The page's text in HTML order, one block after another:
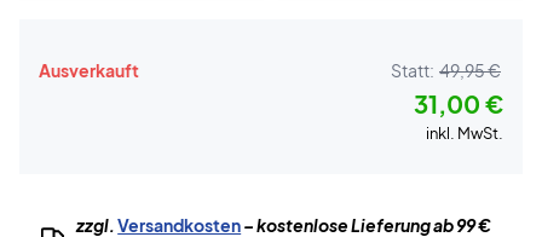
Ausverkauft Statt: 49,95 €
31,00 €
inkl. MwSt.
zzgl.Versandkosten– kostenlose Lieferung ab 99 €